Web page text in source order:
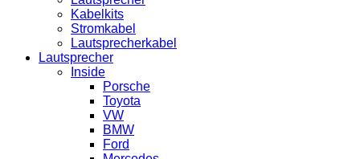
Kabelkits
Stromkabel
Lautsprecherkabel
Lautsprecher
Inside
Porsche
Toyota
VW
BMW
Ford